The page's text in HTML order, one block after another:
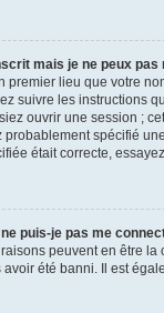
mais je ne peux pas
premier lieu que votre
suivre les instructions
ouvrir une session ;
probablement spécifié
était correcte,
puis-je pas me
peuvent en être la
avoir été banni. Il est